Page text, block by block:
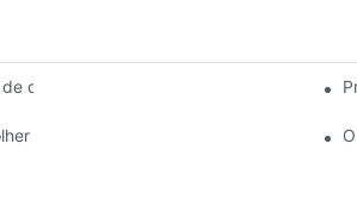
qualidade entre os fabricantes de
um revendedor autorizado de pastilhas